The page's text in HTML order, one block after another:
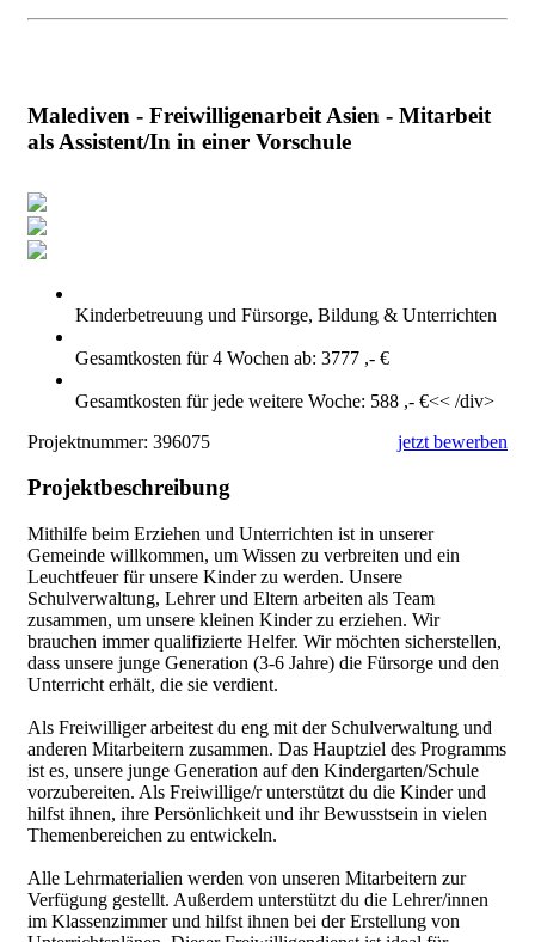
Malediven - Freiwilligenarbeit Asien - Mitarbeit
als Assistent/In in einer Vorschule
Kinderbetreuung und Fürsorge, Bildung & Unterrichten
Gesamtkosten für 4 Wochen ab: 3777 ,- €
Gesamtkosten für jede weitere Woche: 588 ,- €<< /div>
Projektnummer: 396075 jetzt bewerben
Projektbeschreibung
Mithilfe beim Erziehen und Unterrichten ist in unserer
Gemeinde willkommen, um Wissen zu verbreiten und ein
Leuchtfeuer für unsere Kinder zu werden. Unsere
Schulverwaltung, Lehrer und Eltern arbeiten als Team
zusammen, um unsere kleinen Kinder zu erziehen. Wir
brauchen immer qualifizierte Helfer. Wir möchten sicherstellen,
dass unsere junge Generation (3-6 Jahre) die Fürsorge und den
Unterricht erhält, die sie verdient.
Als Freiwilliger arbeitest du eng mit der Schulverwaltung und
anderen Mitarbeitern zusammen. Das Hauptziel des Programms
ist es, unsere junge Generation auf den Kindergarten/Schule
vorzubereiten. Als Freiwillige/r unterstützt du die Kinder und
hilfst ihnen, ihre Persönlichkeit und ihr Bewusstsein in vielen
Themenbereichen zu entwickeln.
Alle Lehrmaterialien werden von unseren Mitarbeitern zur
Verfügung gestellt. Außerdem unterstützt du die Lehrer/innen
im Klassenzimmer und hilfst ihnen bei der Erstellung von